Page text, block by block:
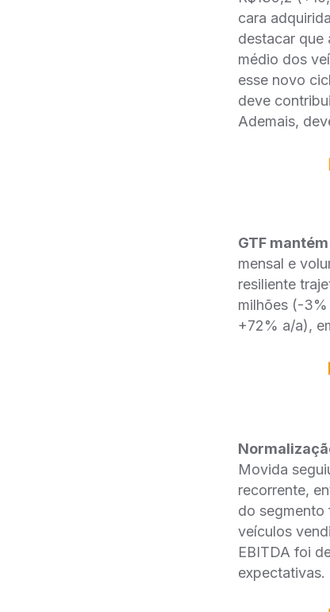
cara
destacar que
médio dos
esse novo
deve
Ademais,
GTF
mensal e
resiliente
milhões (-
+72% a/a),
Movida
recorrente,
do segmento
veículos
EBITDA foi
expectativas.